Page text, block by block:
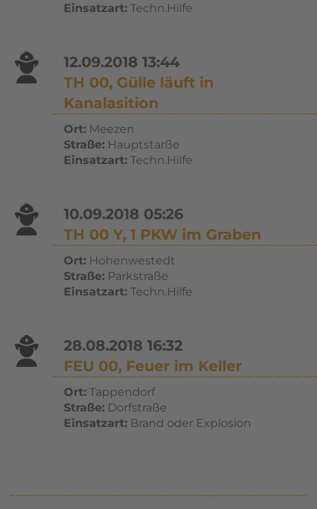
Einsatzart:Techn.Hilfe
12.09.2018 13:44
TH 00, Gülle läuft in
Kanalasition
Ort:Meezen
Straße:Hauptstarße
Einsatzart:Techn.Hilfe
10.09.2018 05:26
TH 00 Y, 1 PKW im Graben
Ort:Hohenwestedt
Straße:Parkstraße
Einsatzart:Techn.Hilfe
28.08.2018 16:32
FEU 00, Feuer im Keller
Ort:Tappendorf
Straße:Dorfstraße
Einsatzart:Brand oder Explosion